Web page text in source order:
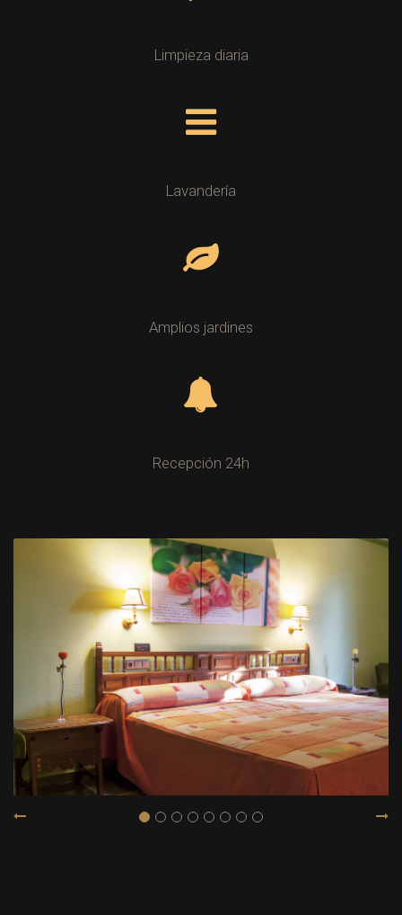
Limpieza diaria
Lavandería
Amplios jardines
Recepción 24h